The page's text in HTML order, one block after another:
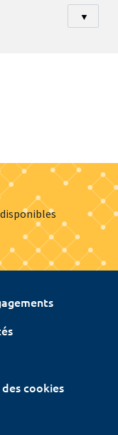
▼
cookies